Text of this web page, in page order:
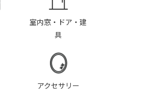
室内窓・ドア・建
具
アクセサリー